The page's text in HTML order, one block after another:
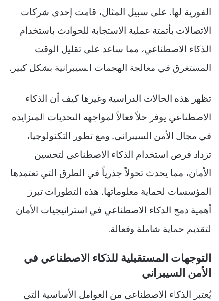
الفورية لها. على سبيل المثال، قامت إحدى شركات
الاتصالات بأتمتة عملية الاستجابة للحوادث باستخدام
الذكاء الاصطناعي، مما ساعد على تقليل الوقت
المستغرق في معالجة الهجمات السيبرانية بشكل كبير.
تظهر هذه الحالات الدراسية وغيرها كيف أن الذكاء
الاصطناعي يوفر حلاً فعالاً لمواجهة التحديات المتزايدة
في مجال الأمن السيبراني. ومع تطور التكنولوجيا،
تزداد فرص استخدام الذكاء الاصطناعي لتحسين
الأمان، مما يحدث تحولاً جذرياً في الطرق التي تعتمدها
المؤسسات لحماية معلوماتها. هذه التطورات تبرز
أهمية دمج الذكاء الاصطناعي في استراتيجيات الأمان
لتقديم حماية شاملة وفعالة.
التوجهات المستقبلية للذكاء الاصطناعي في
الأمن السيبراني
يُعتبر الذكاء الاصطناعي من العوامل الأساسية التي